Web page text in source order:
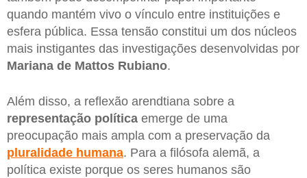
quando mantém vivo o vínculo entre instituições e
esfera pública. Essa tensão constitui um dos núcleos
mais instigantes das investigações desenvolvidas por
Mariana de Mattos Rubiano.
Além disso, a reflexão arendtiana sobre a
representação política emerge de uma
preocupação mais ampla com a preservação da
pluralidade humana. Para a filósofa alemã, a
política existe porque os seres humanos são